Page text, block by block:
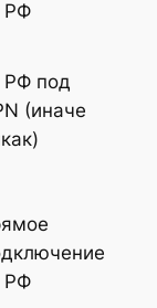
РФ
РФ под
(иначе
РФ